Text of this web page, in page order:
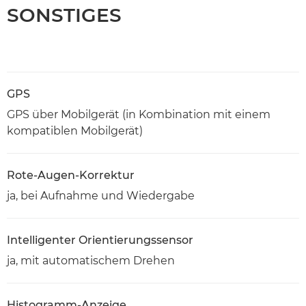
SONSTIGES
GPS
GPS über Mobilgerät (in Kombination mit einem
kompatiblen Mobilgerät)
Rote-Augen-Korrektur
ja, bei Aufnahme und Wiedergabe
Intelligenter Orientierungssensor
ja, mit automatischem Drehen